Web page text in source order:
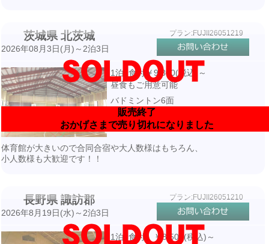
販売終了
おかげさまで売り切れになりました
茨城県 北茨城
2026年08月3日(月)～2泊3日
プラン:FUJII26051219
1泊2食付￥9,800(税込)～
昼食もご用意可能
バドミントン6面
宿泊先より車で2.3分・送迎付き
体育館が大きいので合同合宿や大人数様はもちろん、
小人数様も大歓迎です！！
長野県 諏訪郡
2026年8月19日(水)～2泊3日
プラン:FUJII26051210
1泊3食付 ￥8,500(税込)～